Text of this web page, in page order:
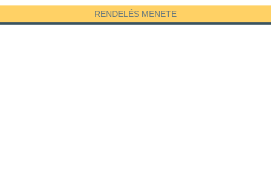
RENDELÉS MENETE